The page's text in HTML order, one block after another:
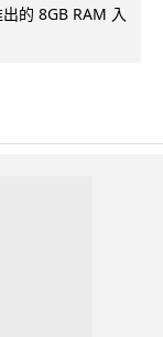
的 8GB RAM 入